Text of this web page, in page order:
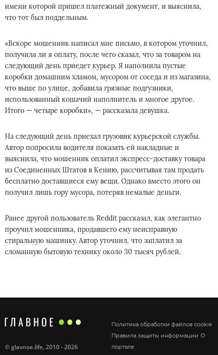
имени которой пришел платежный документ, и выяснила,
что тот был поддельным.
«Вскоре мошенник написал мне письмо, в котором уточнил,
получила ли я оплату, после чего сказал, что за товаром на
следующий день приедет курьер. Я наполнила пустые
коробки домашним хламом, мусором от соседа и из магазина,
что выше по улице, добавила грязные подгузники,
использованный кошачий наполнитель и многое другое.
Итого — четыре коробки», — рассказала девушка.
На следующий день приехал грузовик курьерской службы.
Автор попросила водителя показать ей накладные и
выяснила, что мошенник оплатил экспресс-доставку товара
из Соединенных Штатов в Кению, рассчитывая там продать
бесплатно доставшиеся ему вещи. Однако вместо этого он
получил лишь гору мусора, потеряв немалые деньги.
Ранее другой пользователь Reddit рассказал, как элегантно
проучил мошенника, продавшего ему неисправную
стиральную машинку. Автор уточнил, что заплатил за
сломанную бытовую технику около 30 тысяч рублей.
Политика обработки файлов cookie
Правила защиты информации О
портале
©glavnoe.life, 2010 - 2026